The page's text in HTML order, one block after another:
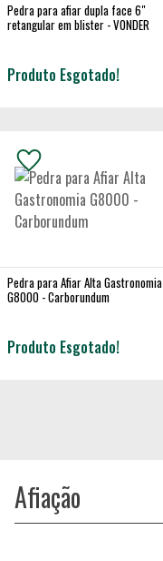
Pedra para afiar dupla face 6"
retangular em blister - VONDER
Produto Esgotado!
Pedra para Afiar Alta Gastronomia
G8000 - Carborundum
Produto Esgotado!
Afiação